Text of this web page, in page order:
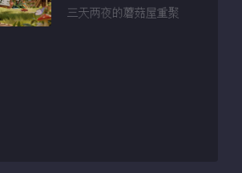
三天两夜的蘑菇屋重聚